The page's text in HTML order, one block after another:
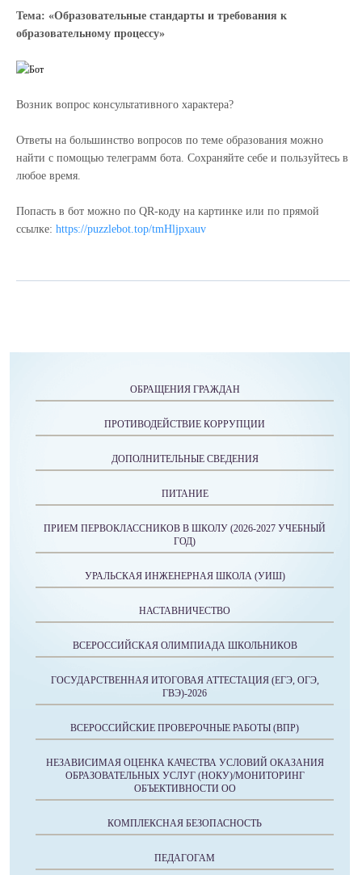
Тема: «Образовательные стандарты и требования к
образовательному процессу»
Возник вопрос консультативного характера?
Ответы на большинство вопросов по теме образования можно
найти с помощью телеграмм бота. Сохраняйте себе и пользуйтесь в
любое время.
Попасть в бот можно по QR-коду на картинке или по прямой
ссылке: https://puzzlebot.top/tmHljpxauv
ОБРАЩЕНИЯ ГРАЖДАН
ПРОТИВОДЕЙСТВИЕ КОРРУПЦИИ
ДОПОЛНИТЕЛЬНЫЕ СВЕДЕНИЯ
ПИТАНИЕ
ПРИЕМ ПЕРВОКЛАССНИКОВ В ШКОЛУ (2026-2027 УЧЕБНЫЙ
ГОД)
УРАЛЬСКАЯ ИНЖЕНЕРНАЯ ШКОЛА (УИШ)
НАСТАВНИЧЕСТВО
ВСЕРОССИЙСКАЯ ОЛИМПИАДА ШКОЛЬНИКОВ
ГОСУДАРСТВЕННАЯ ИТОГОВАЯ АТТЕСТАЦИЯ (ЕГЭ, ОГЭ,
ГВЭ)-2026
ВСЕРОССИЙСКИЕ ПРОВЕРОЧНЫЕ РАБОТЫ (ВПР)
НЕЗАВИСИМАЯ ОЦЕНКА КАЧЕСТВА УСЛОВИЙ ОКАЗАНИЯ
ОБРАЗОВАТЕЛЬНЫХ УСЛУГ (НОКУ)/МОНИТОРИНГ
ОБЪЕКТИВНОСТИ ОО
КОМПЛЕКСНАЯ БЕЗОПАСНОСТЬ
ПЕДАГОГАМ